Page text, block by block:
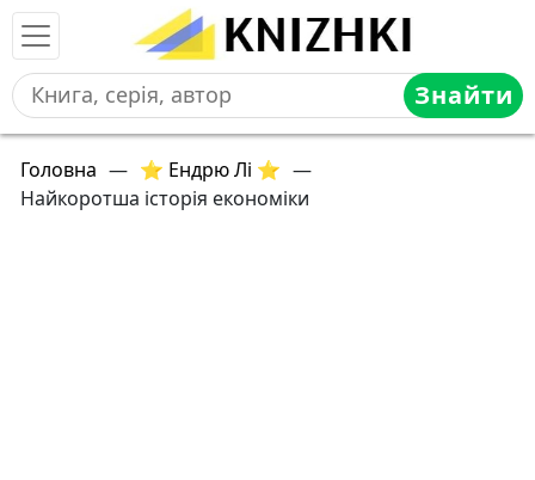
Знайти
Головна — ⭐ Ендрю Лі ⭐ —
Найкоротша історія економіки